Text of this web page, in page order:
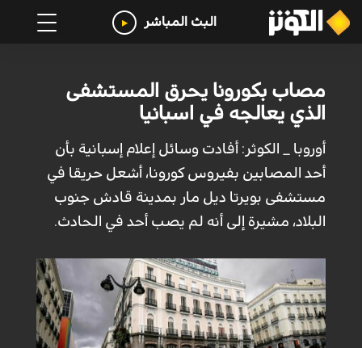
البث المباشر
مصاب بكورونا يحرق المستشفى
الذي يعالجه في اسبانيا
أوروبا _ الكوثر: أفادت وسائل إعلام إسبانية بأن
أحد المصابين بفيروس كورونا، أشعل حريقا في
مستشفى بويرتا ديل مار بمدينة قادش جنوب
البلاد، مشيرة إلى أنه لم يصب أحد في الحادث.